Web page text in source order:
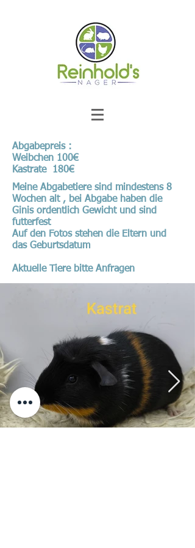
Abgabepreis :
Weibchen 100€
Kastrate 180€
Meine Abgabetiere sind mindestens 8
Wochen alt , bei Abgabe haben die
Ginis ordentlich Gewicht und sind
futterfest
Auf den Fotos stehen die Eltern und
das Geburtsdatum
Aktuelle Tiere bitte Anfragen